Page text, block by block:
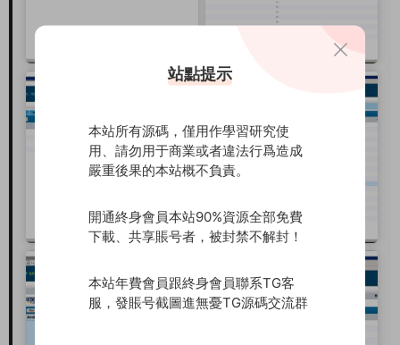
站點提示
本站所有源碼，僅用作學習研究使
用、請勿用于商業或者違法行爲造成
嚴重後果的本站概不負責。
開通終身會員本站90%資源全部免費
下載、共享賬号者，被封禁不解封！
本站年費會員跟終身會員聯系TG客
服，發賬号截圖進無憂TG源碼交流群